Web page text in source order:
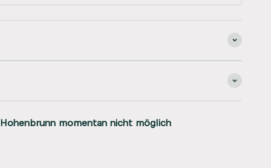
momentan nicht möglich